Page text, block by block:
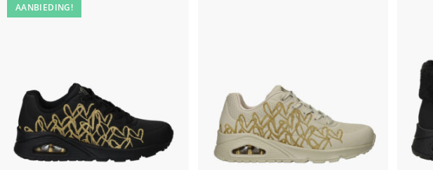
AANBIEDING!